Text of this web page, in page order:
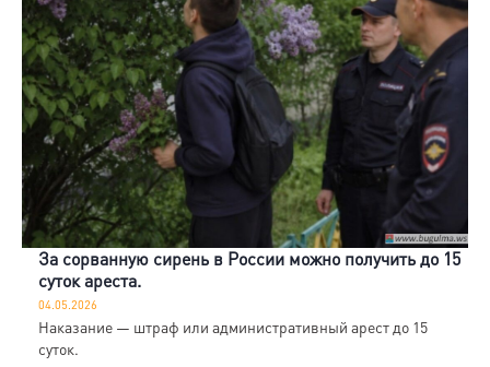
За сорванную сирень в России можно получить до 15
суток ареста.
04.05.2026
Наказание — штраф или административный арест до 15
суток.